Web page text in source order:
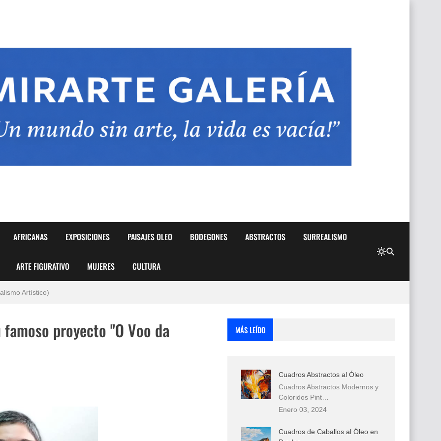
AFRICANAS EXPOSICIONES PAISAJES OLEO BODEGONES ABSTRACTOS SURREALISMO
ARTE FIGURATIVO MUJERES CULTURA
Niños y Niñas
Artístico)
Biryulina Vita
Bellas del Mundo
proyecto "O Voo da
MÁS LEÍDO
Cuadros Abstractos al Óleo
Cuadros Abstractos Modernos y
Coloridos Pint…
Enero 03, 2024
Cuadros de Caballos al Óleo en